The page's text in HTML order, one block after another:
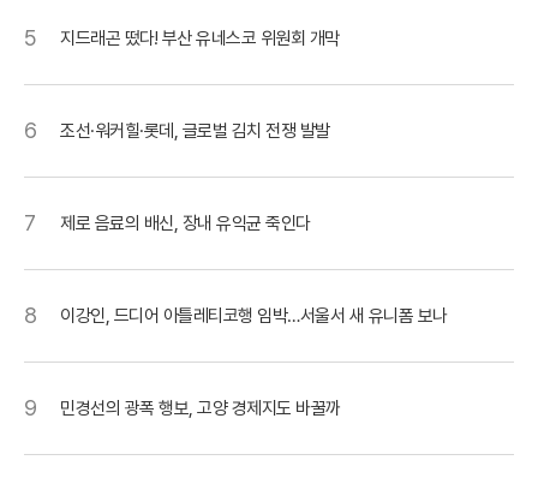
5 지드래곤 떴다! 부산 유네스코 위원회 개막
6 조선·워커힐·롯데, 글로벌 김치 전쟁 발발
7 제로 음료의 배신, 장내 유익균 죽인다
8 이강인, 드디어 아틀레티코행 임박…서울서 새 유니폼 보나
9 민경선의 광폭 행보, 고양 경제지도 바꿀까